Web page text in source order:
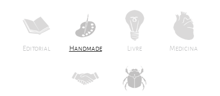
Editorial Handmade Livre Medicina